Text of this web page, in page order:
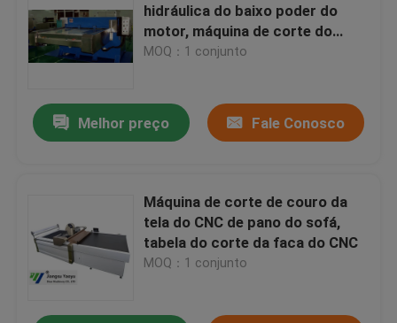
hidráulica do baixo poder do
motor, máquina de corte do
Clicker
MOQ：1 conjunto
Melhor preço Fale Conosco
Máquina de corte de couro da
tela do CNC de pano do sofá,
tabela do corte da faca do CNC
MOQ：1 conjunto